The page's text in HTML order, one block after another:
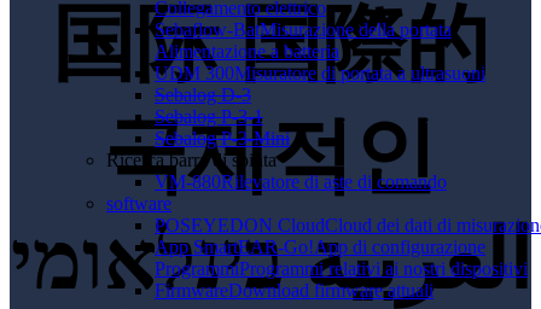
Collegamento elettrico
Sebaflow-BatMisurazione della portata
Alimentazione a batteria
UDM 300Misuratore di portata a ultrasuoni
Sebalog D-3
Sebalog P-3-1
Sebalog P-3-Mini
Ricerca barra di spinta
VM-880Rilevatore di aste di comando
software
POSEYEDON CloudCloud dei dati di
App SmartEAR-Go!App di configurazione
ProgrammiProgrammi relativi ai nostri dispositivi
FirmwareDownload firmware attuali
国际国際的
국제적인
العربيةבינלאומי